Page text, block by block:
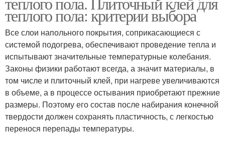
теплого пола: критерии выбора
Все слои напольного покрытия, соприкасающиеся с
системой подогрева, обеспечивают проведение тепла и
испытывают значительные температурные колебания.
Законы физики работают всегда, а значит материалы, в
том числе и плиточный клей, при нагреве увеличиваются
в объеме, а в процессе остывания приобретают прежние
размеры. Поэтому его состав после набирания конечной
твердости должен сохранять пластичность, с легкостью
перенося перепады температуры.